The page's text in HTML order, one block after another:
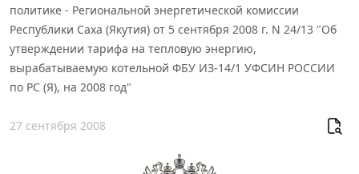
политике - Региональной энергетической комиссии
Республики Саха (Якутия) от 5 сентября 2008 г. N 24/13 "Об
утверждении тарифа на тепловую энергию,
вырабатываемую котельной ФБУ ИЗ-14/1 УФСИН РОССИИ
по РС (Я), на 2008 год"
27 сентября 2008